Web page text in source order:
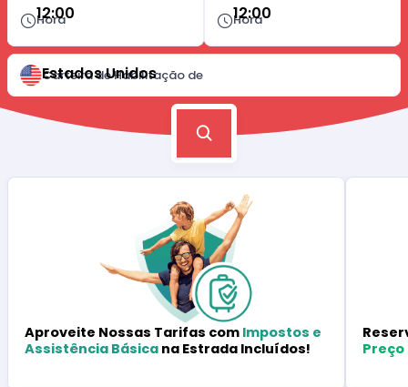
Hora
12:00 Hora
12:00
Carteira de Habilitação de
Estados Unidos
Aproveite Nossas Tarifas com Impostos e
Assistência Básica na Estrada Incluídos!
Preço